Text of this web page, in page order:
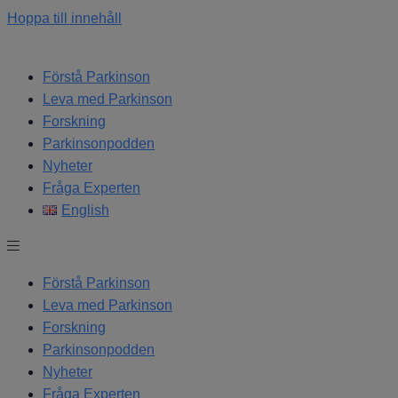
Hoppa till innehåll
Förstå Parkinson
Leva med Parkinson
Forskning
Parkinsonpodden
Nyheter
Fråga Experten
English
Förstå Parkinson
Leva med Parkinson
Forskning
Parkinsonpodden
Nyheter
Fråga Experten